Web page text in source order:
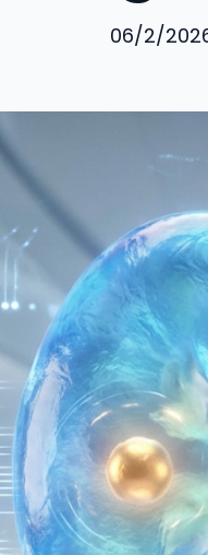
06/2/